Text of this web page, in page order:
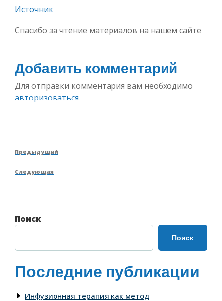
Источник
Спасибо за чтение материалов на нашем сайте
Добавить комментарий
Для отправки комментария вам необходимо
авторизоваться.
Навигация
по
записям
Предыдущая
Предыдущий
Следующая
Следующая
Поиск
Поиск
Последние публикации
Инфузионная терапия как метод